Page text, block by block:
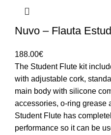
Nuvo – Flauta
188.00€
The Student Flute kit
with adjustable cork,
main body with silicone
accessories, o-ring grease
Student Flute has
performance so it can be